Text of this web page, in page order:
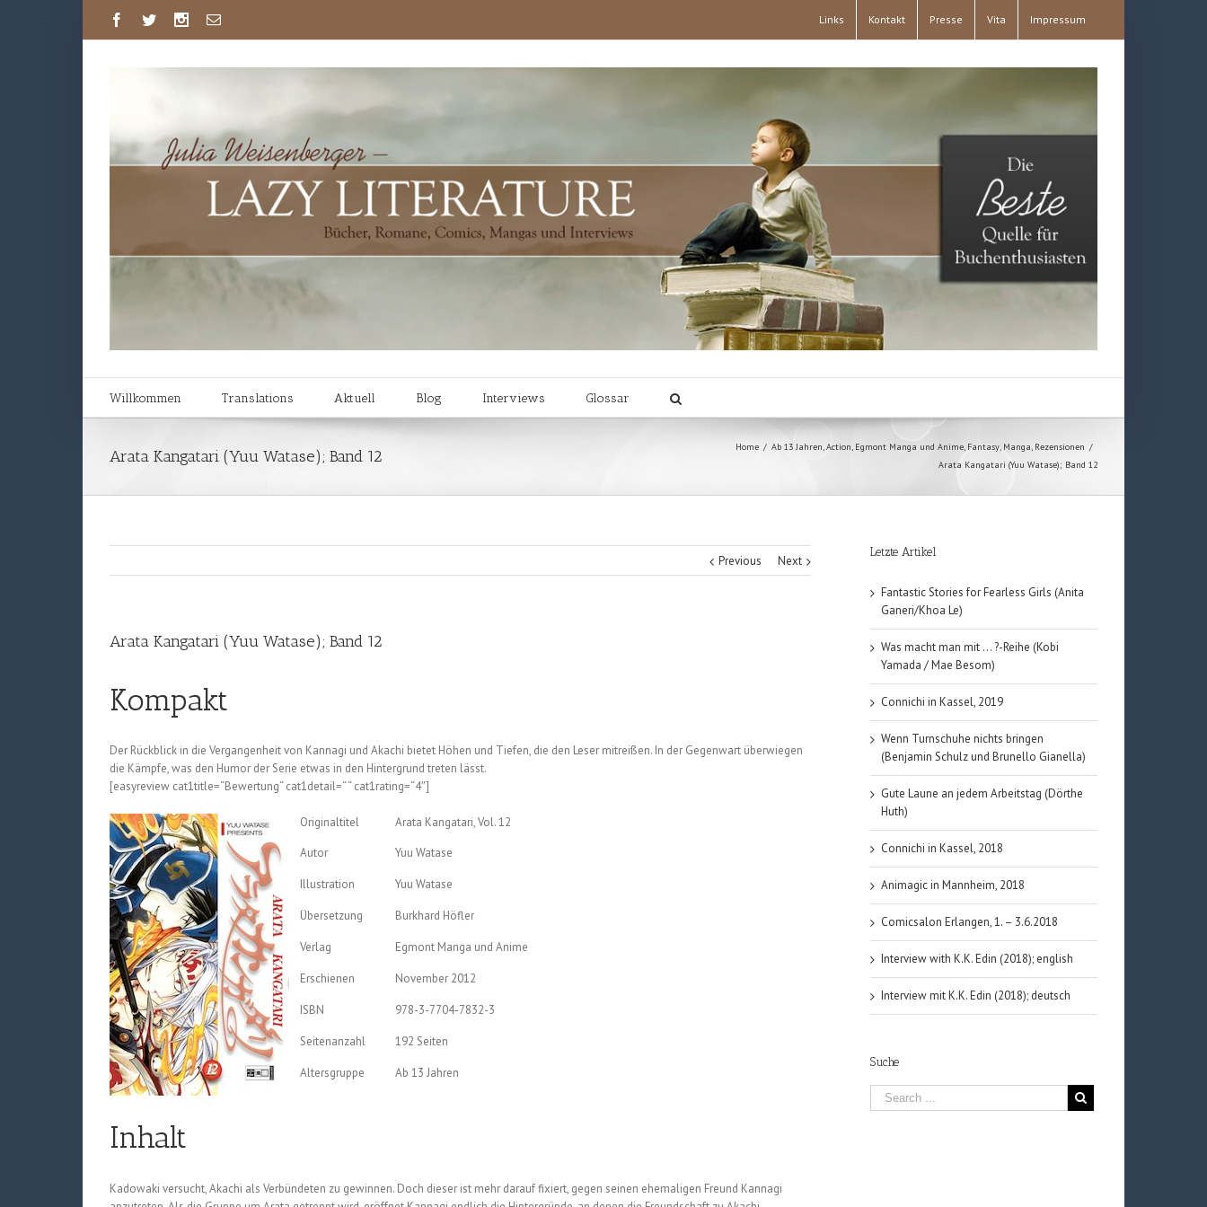
Links Kontakt Presse Vita Impressum
Willkommen Translations Aktuell Blog Interviews Glossar
Arata Kangatari (Yuu Watase); Band 12 Home / Ab 13 Jahren,Action, Egmont Manga und Anime, Fantasy, Manga, Rezensionen /
Arata Kangatari (Yuu Watase); Band 12
Previous Next
Arata Kangatari (Yuu Watase); Band 12
Kompakt
Der Rückblick in die Vergangenheit von Kannagi und Akachi bietet Höhen und Tiefen, die den Leser mitreißen. In der Gegenwart überwiegen
die Kämpfe, was den Humor der Serie etwas in den Hintergrund treten lässt.
[easyreview cat1title=“Bewertung“ cat1detail=“ “ cat1rating=“4″]
Originaltitel
Arata Kangatari, Vol. 12
Autor
Yuu Watase
Illustration Yuu Watase
Übersetzung Burkhard Höfler
Verlag Egmont Manga und Anime
Erschienen November 2012
ISBN 978-3-7704-7832-3
Seitenanzahl 192 Seiten
Altersgruppe Ab 13 Jahren
Inhalt
Kadowaki versucht, Akachi als Verbündeten zu gewinnen. Doch dieser ist mehr darauf fixiert, gegen seinen ehemaligen Freund Kannagi
Letzte Artikel
Fantastic Stories for Fearless Girls (Anita
Ganeri/Khoa Le)
Was macht man mit … ?-Reihe (Kobi
Yamada / Mae Besom)
Connichi in Kassel, 2019
Wenn Turnschuhe nichts bringen
(Benjamin Schulz und Brunello Gianella)
Gute Laune an jedem Arbeitstag (Dörthe
Huth)
Connichi in Kassel, 2018
Animagic in Mannheim, 2018
Comicsalon Erlangen, 1. – 3.6.2018
Interview with K.K. Edin (2018); english
Interview mit K.K. Edin (2018); deutsch
Suche